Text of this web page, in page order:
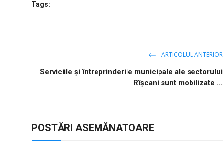
Tags:
ARTICOLUL ANTERIOR
Serviciile și întreprinderile municipale ale sectorului
Rîșcani sunt mobilizate ...
POSTĂRI ASEMĂNATOARE